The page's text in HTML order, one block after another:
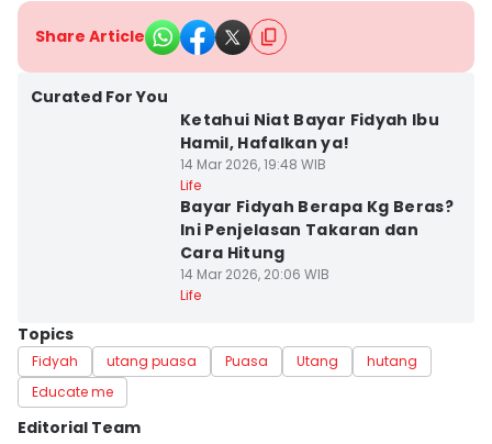
Share Article
Curated For You
Ketahui Niat Bayar Fidyah Ibu
Hamil, Hafalkan ya!
14 Mar 2026, 19:48 WIB
Life
Bayar Fidyah Berapa Kg Beras?
Ini Penjelasan Takaran dan
Cara Hitung
14 Mar 2026, 20:06 WIB
Life
Topics
Fidyah utang puasa Puasa Utang
hutang
Educate me
Editorial Team